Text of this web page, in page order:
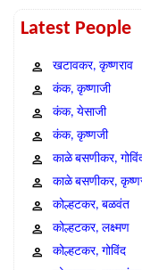
Latest People
खटावकर, कृष्णराव
कंक, कृष्णाजी
कंक, येसाजी
कंक, कृष्णजी
काळे बसणीकर,
काळे बसणीकर,
कोल्हटकर, बळवंत
कोल्हटकर, लक्ष्मण
कोल्हटकर, गोविंद